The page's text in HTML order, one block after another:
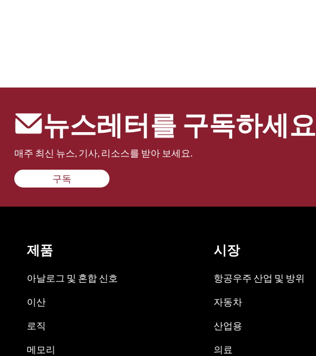
뉴스레터를 구독하세요
매주 최신 뉴스, 기사, 리소스를 받아 보세요.
구독
제품
아날로그 및 혼합 신호
이산
로직
메모리
시장
항공우주 산업 및 방위
자동차
산업용
의료